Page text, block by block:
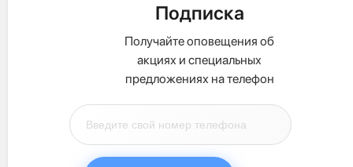
Подписка
Получайте оповещения об
акциях и специальных
предложениях на телефон